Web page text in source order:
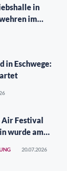
in
im
in Eschwege:
Air Festival
wurde am
20.07.2026